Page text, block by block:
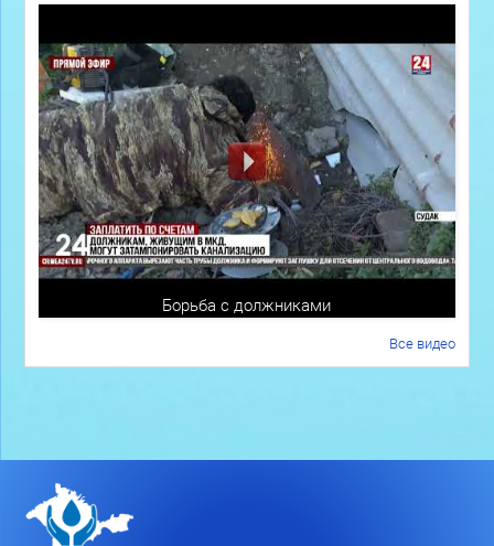
Борьба с должниками
Все видео